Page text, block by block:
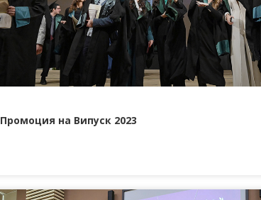
Промоция на Випуск 2023